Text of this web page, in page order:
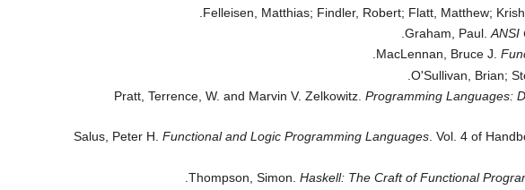
Felleisen, Matthias; Findler, Robert; Flatt, Matthew;
Graham, Paul. ANSI
MacLennan, Bruce J.
O'Sullivan, Brian;
Pratt, Terrence, W. and Marvin V. Zelkowitz. Programming Languages:
Salus, Peter H. Functional and Logic Programming Languages. Vol. 4 of
Thompson, Simon. Haskell: The Craft of Functional